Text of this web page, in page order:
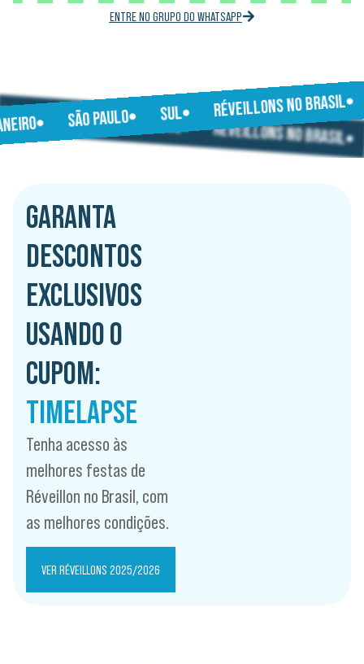
ENTRE NO GRUPO DO WHATSAPP
SÃO PAULO SUL RÉVEILLONS NO BRASIL
SÃO PAULO SUL RÉVEILLONS NO BRASIL
GARANTA
DESCONTOS
EXCLUSIVOS
USANDO O
CUPOM:
TIMELAPSE
Tenha acesso às
melhores festas de
Réveillon no Brasil, com
as melhores condições.
VER RÉVEILLONS 2025/2026